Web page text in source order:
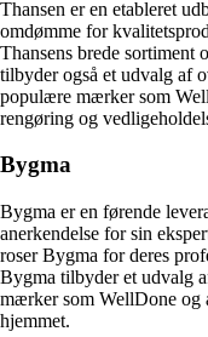
Thansen er en etableret
omdømme for
Thansens brede sortiment
tilbyder også et udvalg af
populære mærker som
rengøring og
Bygma
Bygma er en førende
anerkendelse for sin
roser Bygma for deres
Bygma tilbyder et udvalg
mærker som WellDone og
hjemmet.